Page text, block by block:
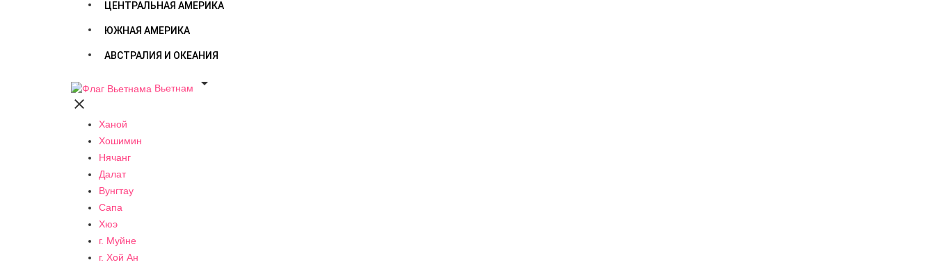
ЦЕНТРАЛЬНАЯ АМЕРИКА
ЮЖНАЯ АМЕРИКА
АВСТРАЛИЯ И ОКЕАНИЯ
Вьетнам


Ханой
Хошимин
Нячанг
Далат
Вунгтау
Сапа
Хюэ
г. Муйне
г. Хой Ан